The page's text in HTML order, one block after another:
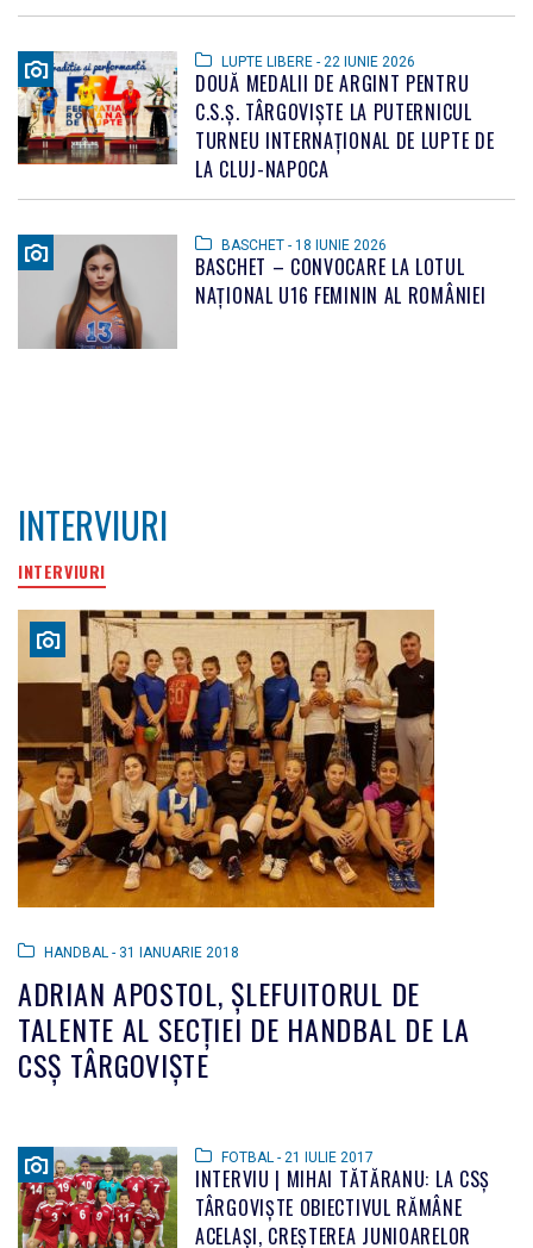
LUPTE LIBERE - 22 IUNIE 2026
DOUĂ MEDALII DE ARGINT PENTRU
C.S.Ș. TÂRGOVIȘTE LA PUTERNICUL
TURNEU INTERNAȚIONAL DE LUPTE DE
LA CLUJ-NAPOCA
BASCHET - 18 IUNIE 2026
BASCHET – CONVOCARE LA LOTUL
NAȚIONAL U16 FEMININ AL ROMÂNIEI
INTERVIURI
INTERVIURI
HANDBAL - 31 IANUARIE 2018
ADRIAN APOSTOL, ȘLEFUITORUL DE
TALENTE AL SECȚIEI DE HANDBAL DE LA
CSŞ TÂRGOVIȘTE
FOTBAL - 21 IULIE 2017
INTERVIU | MIHAI TĂTĂRANU: LA CSȘ
TÂRGOVIȘTE OBIECTIVUL RĂMÂNE
ACELAȘI, CREȘTEREA JUNIOARELOR